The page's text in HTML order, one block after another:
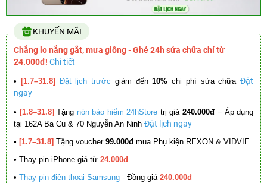
KHUYẾN MÃI
Chẳng lo nắng gắt, mưa giông - Ghé 24h sửa chữa chỉ từ
24.000đ! Chi tiết
• [1.7–31.8] Đặt lịch trước giảm đến10% chi phí sửa chữa Đặt
ngay
• [1.8–31.8] Tặng nón bảo hiểm 24hStore trị giá 240.000đ – Áp dụng
tại 162A Ba Cu & 70 Nguyễn An Ninh Đặt lịch ngay
• [1.7–31.8] Tặng voucher 99.000đ mua Phụ kiện REXON & VIDVIE
• Thay pin iPhone giá từ 24.000đ
• Thay pin điện thoại Samsung - Đồng giá 240.000đ